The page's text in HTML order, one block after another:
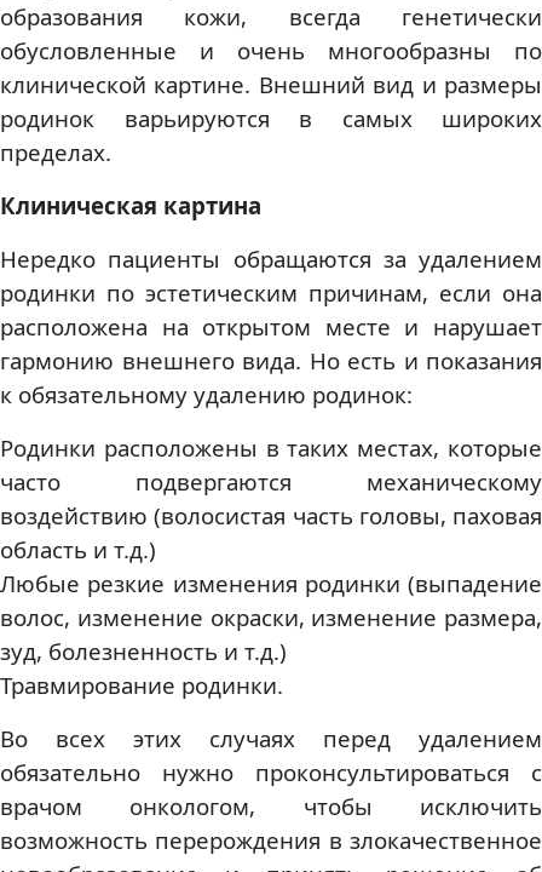
образования кожи, всегда генетически
обусловленные и очень многообразны по
клинической картине. Внешний вид и размеры
родинок варьируются в самых широких
пределах.
Клиническая картина
Нередко пациенты обращаются за удалением
родинки по эстетическим причинам, если она
расположена на открытом месте и нарушает
гармонию внешнего вида. Но есть и показания
к обязательному удалению родинок:
Родинки расположены в таких местах, которые
часто подвергаются механическому
воздействию (волосистая часть головы, паховая
область и т.д.)
Любые резкие изменения родинки (выпадение
волос, изменение окраски, изменение размера,
зуд, болезненность и т.д.)
Травмирование родинки.
Во всех этих случаях перед удалением
обязательно нужно проконсультироваться с
врачом онкологом, чтобы исключить
возможность перерождения в злокачественное